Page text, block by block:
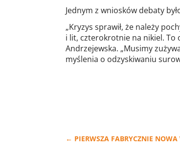
Jednym z wniosków debaty
„Kryzys sprawił, że należy
i lit, czterokrotnie na nikiel. To
Andrzejewska. „Musimy
myślenia o odzyskiwaniu
← PIERWSZA FABRYCZNIE